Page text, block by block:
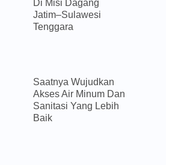
Di Misi Dagang
Jatim–Sulawesi
Tenggara
Saatnya Wujudkan
Akses Air Minum Dan
Sanitasi Yang Lebih
Baik